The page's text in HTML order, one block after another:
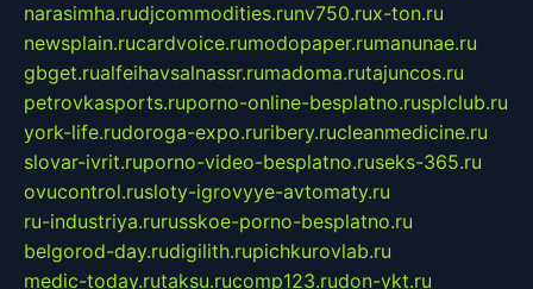
narasimha.rudjcommodities.runv750.rux-ton.ru
newsplain.rucardvoice.rumodopaper.rumanunae.ru
gbget.rualfeihavsalnassr.rumadoma.rutajuncos.ru
petrovkasports.ruporno-online-besplatno.rusplclub.ru
york-life.rudoroga-expo.ruribery.rucleanmedicine.ru
slovar-ivrit.ruporno-video-besplatno.ruseks-365.ru
ovucontrol.rusloty-igrovyye-avtomaty.ru
ru-industriya.rurusskoe-porno-besplatno.ru
belgorod-day.rudigilith.rupichkurovlab.ru
medic-today.rutaksu.rucomp123.rudon-ykt.ru